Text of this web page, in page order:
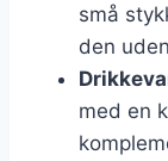
små
den
med en